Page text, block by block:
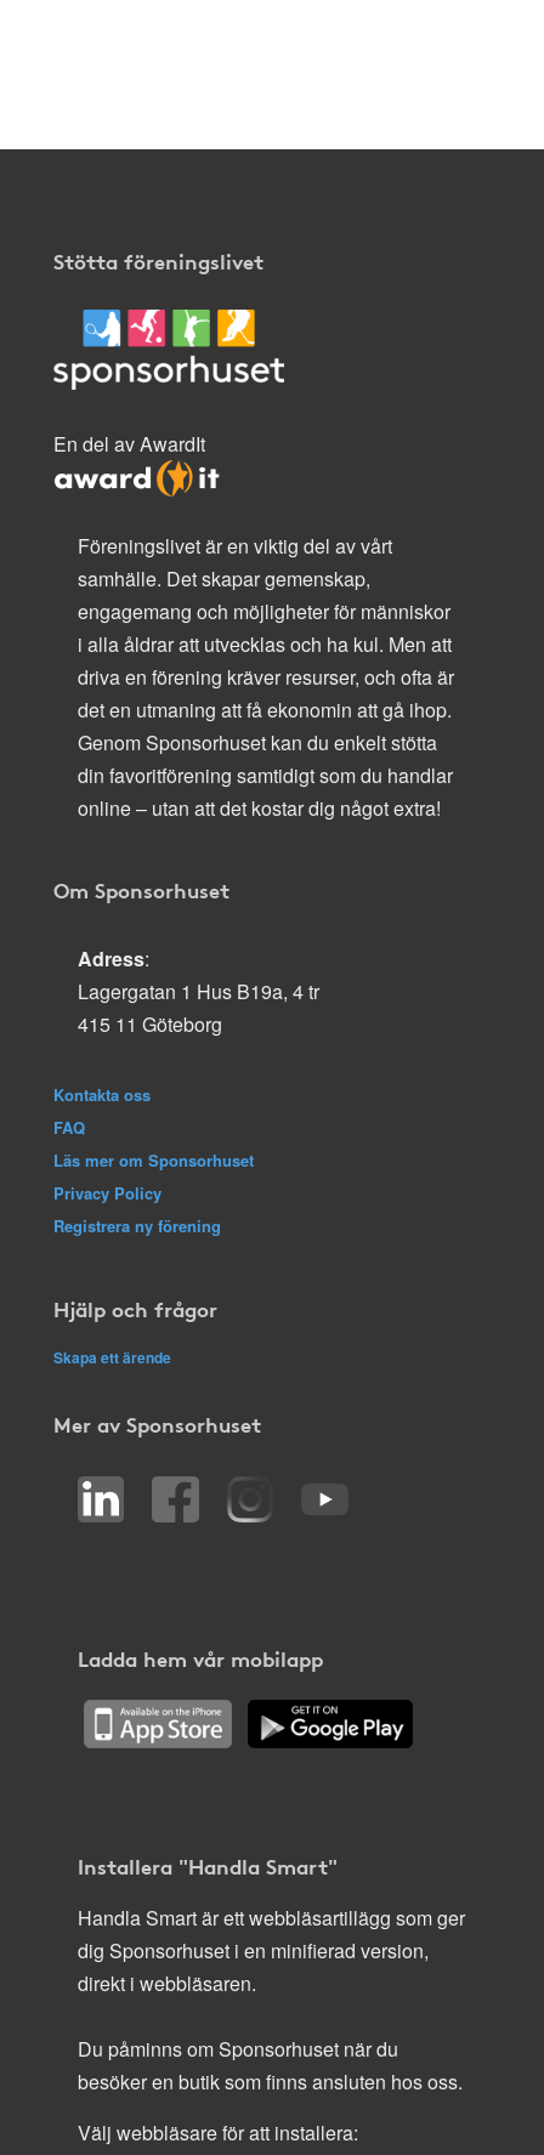
Stötta föreningslivet
En del av AwardIt
Föreningslivet är en viktig del av vårt
samhälle. Det skapar gemenskap,
engagemang och möjligheter för människor
i alla åldrar att utvecklas och ha kul. Men att
driva en förening kräver resurser, och ofta är
det en utmaning att få ekonomin att gå ihop.
Genom Sponsorhuset kan du enkelt stötta
din favoritförening samtidigt som du handlar
online – utan att det kostar dig något extra!
Om Sponsorhuset
Adress:
Lagergatan 1 Hus B19a, 4 tr
415 11 Göteborg
Kontakta oss
FAQ
Läs mer om Sponsorhuset
Privacy Policy
Registrera ny förening
Hjälp och frågor
Skapa ett ärende
Mer av Sponsorhuset
Ladda hem vår mobilapp
Installera "Handla Smart"
Handla Smart är ett webbläsartillägg som ger
dig Sponsorhuset i en minifierad version,
direkt i webbläsaren.
Du påminns om Sponsorhuset när du
besöker en butik som finns ansluten hos oss.
Välj webbläsare för att installera: